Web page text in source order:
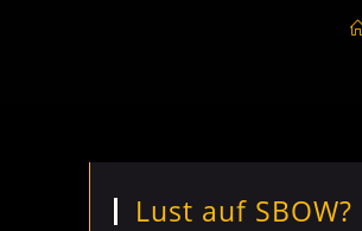
Lust auf SBOW?